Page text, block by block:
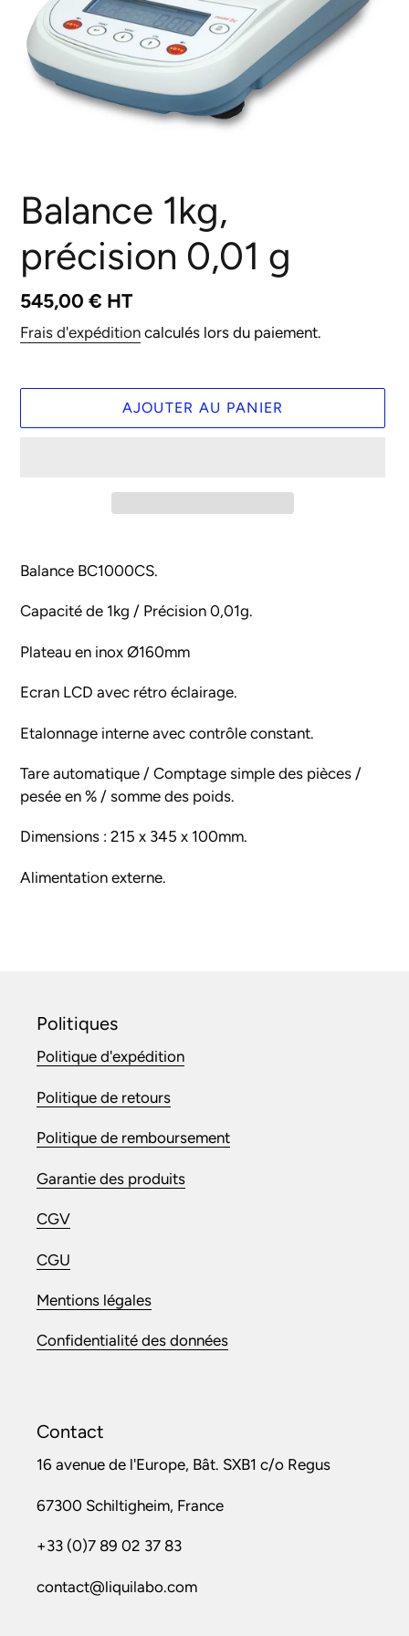
Balance 1kg,
précision 0,01 g
Prix
normal
545,00 € HT
Frais d'expédition calculés lors du paiement.
AJOUTER AU PANIER
d'un
à
panier
Balance BC1000CS.
Capacité de 1kg / Précision 0,01g.
Plateau en inox Ø160mm
Ecran LCD avec rétro éclairage.
Etalonnage interne avec contrôle constant.
Tare automatique / Comptage simple des pièces /
pesée en % / somme des poids.
Dimensions : 215 x 345 x 100mm.
Alimentation externe.
Politiques
Politique d'expédition
Politique de retours
Politique de remboursement
Garantie des produits
CGV
CGU
Mentions légales
Confidentialité des données
Contact
16 avenue de l'Europe, Bât. SXB1 c/o Regus
67300 Schiltigheim, France
+33 (0)7 89 02 37 83
contact@liquilabo.com